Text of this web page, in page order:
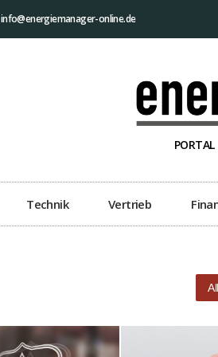
info@energiemanager-online.de
Technik Vertrieb
All